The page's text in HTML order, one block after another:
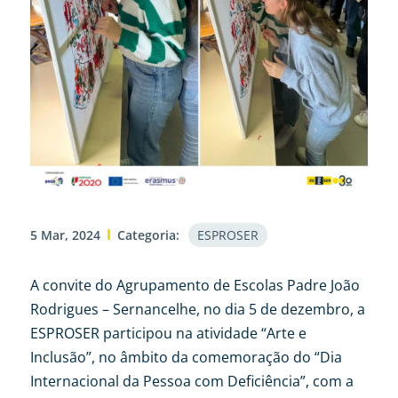
5 Mar, 2024 Categoria: ESPROSER
A convite do Agrupamento de Escolas Padre João
Rodrigues – Sernancelhe, no dia 5 de dezembro, a
ESPROSER participou na atividade “Arte e
Inclusão”, no âmbito da comemoração do “Dia
Internacional da Pessoa com Deficiência”, com a